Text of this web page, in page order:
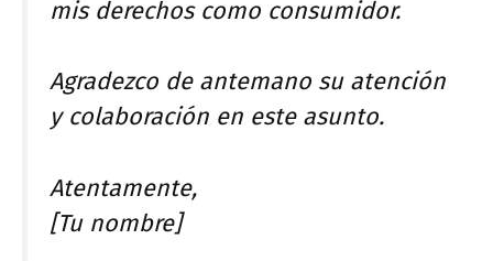
mis derechos como consumidor.
Agradezco de antemano su atención
y colaboración en este asunto.
Atentamente,
[Tu nombre]